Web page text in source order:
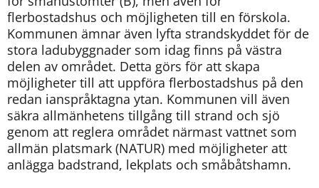
flerbostadshus och möjligheten till en förskola.
Kommunen ämnar även lyfta strandskyddet för de
stora ladubyggnader som idag finns på västra
delen av området. Detta görs för att skapa
möjligheter till att uppföra flerbostadshus på den
redan ianspråktagna ytan. Kommunen vill även
säkra allmänhetens tillgång till strand och sjö
genom att reglera området närmast vattnet som
allmän platsmark (NATUR) med möjligheter att
anlägga badstrand, lekplats och småbåtshamn.